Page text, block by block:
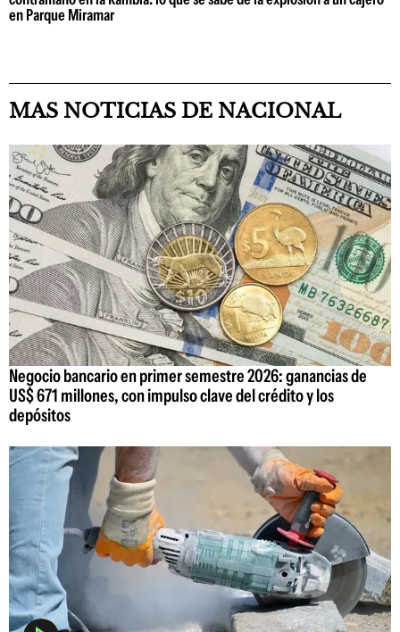
en Parque Miramar
MAS NOTICIAS DE NACIONAL
Negocio bancario en primer semestre 2026: ganancias de
US$ 671 millones, con impulso clave del crédito y los
depósitos